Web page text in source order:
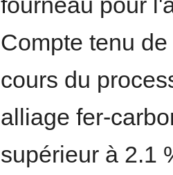
Compte tenu
cours du
alliage fer-
supérieur à 2.1